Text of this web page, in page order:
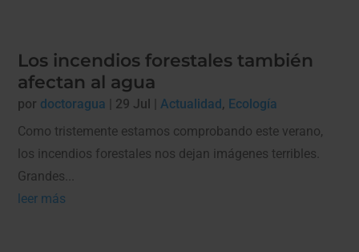
Los incendios forestales también
afectan al agua
por doctoragua 29 Jul |Actualidad, Ecología
Como tristemente estamos comprobando este verano,
los incendios forestales nos dejan imágenes terribles.
Grandes...
leer más